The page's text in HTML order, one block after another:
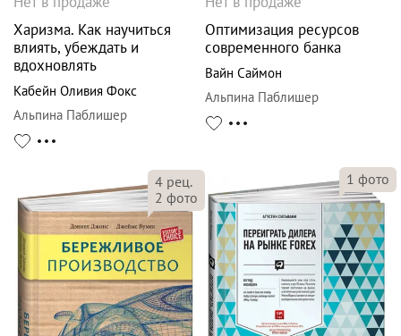
Харизма. Как научиться
влиять, убеждать и
вдохновлять
Кабейн Оливия Фокс
Альпина Паблишер
Оптимизация ресурсов
современного банка
Вайн Саймон
Альпина Паблишер
4 рец.
2 фото
1 фото